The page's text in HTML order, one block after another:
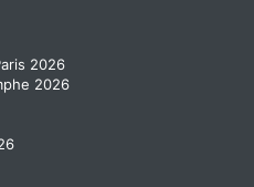
2026
2026